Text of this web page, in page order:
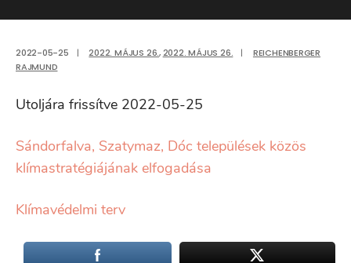
2022-05-25 | 2022. MÁJUS 26.,2022. MÁJUS 26. |
REICHENBERGER
RAJMUND
Utoljára frissítve 2022-05-25
Sándorfalva, Szatymaz, Dóc települések közös
klímastratégiájának elfogadása
Klímavédelmi terv